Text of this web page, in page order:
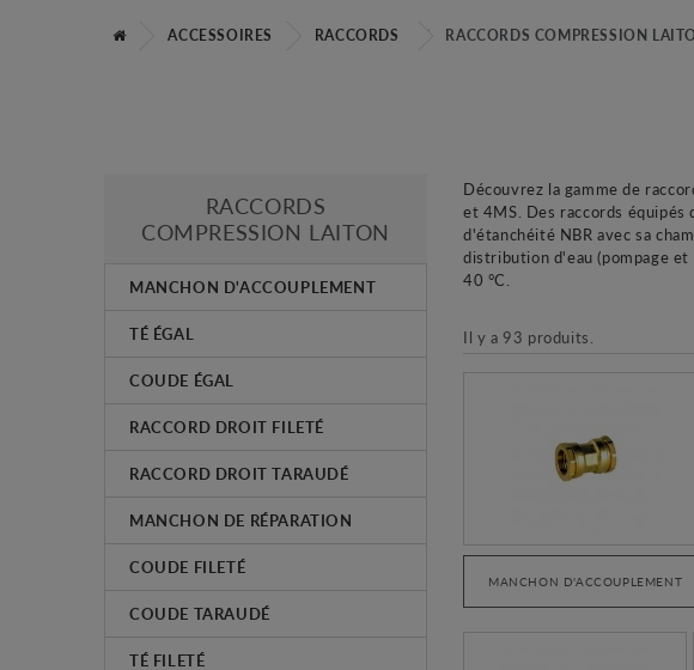
ACCESSOIRES RACCORDS RACCORDS COMPRESSION
RACCORDS
COMPRESSION LAITON
MANCHON D'ACCOUPLEMENT
TÉ ÉGAL
COUDE ÉGAL
RACCORD DROIT FILETÉ
RACCORD DROIT TARAUDÉ
MANCHON DE RÉPARATION
COUDE FILETÉ
COUDE TARAUDÉ
TÉ FILETÉ
Découvrez la gamme de
et 4MS. Des raccords
d'étanchéité NBR avec sa
distribution d'eau(pompage et
40 °C.
Il y a 93 produits.
MANCHON D'ACCOUPLEMENT